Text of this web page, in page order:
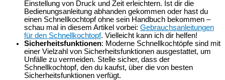
Einstellung von Druck und Zeit erleichtern. Ist dir die
Bedienungsanleitung abhanden gekommen oder hast du
einen Schnellkochtopf ohne sein Handbuch bekommen –
schau mal in diesem Artikel vorbei: Gebrauchsanleitungen
für den Schnellkochtopf. Vielleicht kann ich dir helfen!
Sicherheitsfunktionen: Moderne Schnellkochtöpfe sind mit
einer Vielzahl von Sicherheitsfunktionen ausgestattet, um
Unfälle zu vermeiden. Stelle sicher, dass der
Schnellkochtopf, den du kaufst, über die von besten
Sicherheitsfunktionen verfügt.